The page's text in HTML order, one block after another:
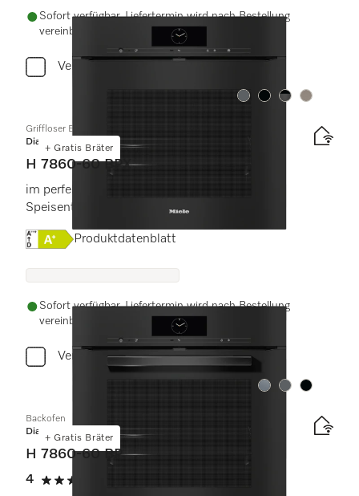
Sofort verfügbar. Liefertermin wird nach Bestellung
vereinbart.
Vergleichen
+ Gratis Bräter
Farbe:Farbe:Farbe:Farbe:
Griffloser Backofen
Diamond
H 7860-60 BPX
im perfekt kombinierbaren Design mit
Speisenthermometer und BrilliantLight.
Onlinelabel Image, Energielabel
Produktdatenblatt
Sofort verfügbar. Liefertermin wird nach Bestellung
vereinbart.
Vergleichen
+ Gratis Bräter
Farbe:Farbe:Farbe:
Backofen
Diamond
H 7860-60 BP
4
4 von 5 Sternen